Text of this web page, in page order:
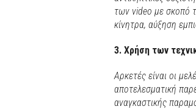
των video με σκοπό
κίνητρα, αύξηση
3. Χρήση των
Αρκετές είναι οι
αποτελεσματική
αναγκαστικής